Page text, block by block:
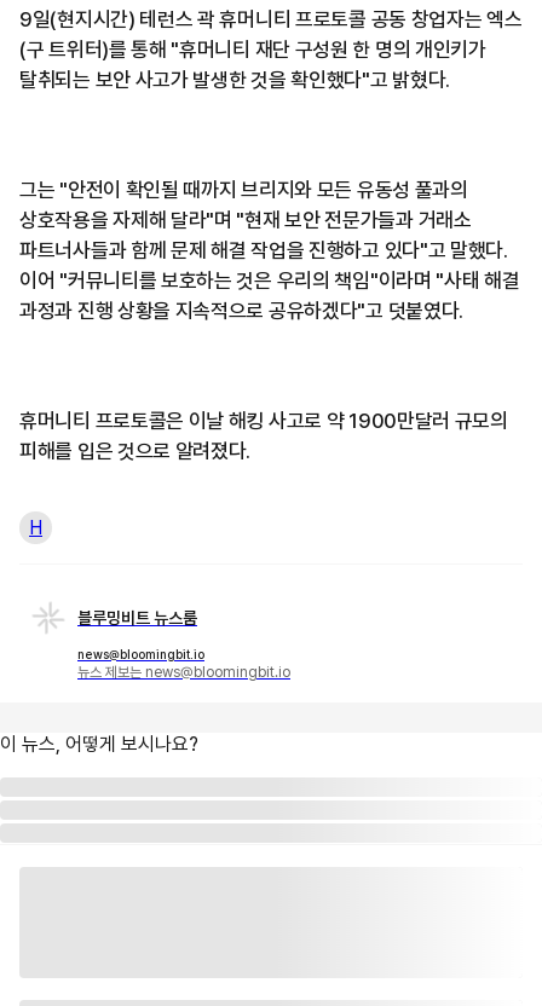
9일(현지시간) 테런스 곽 휴머니티 프로토콜 공동 창업자는 엑스
(구 트위터)를 통해 "휴머니티 재단 구성원 한 명의 개인키가
탈취되는 보안 사고가 발생한 것을 확인했다"고 밝혔다.
그는 "안전이 확인될 때까지 브리지와 모든 유동성 풀과의
상호작용을 자제해 달라"며 "현재 보안 전문가들과 거래소
파트너사들과 함께 문제 해결 작업을 진행하고 있다"고 말했다.
이어 "커뮤니티를 보호하는 것은 우리의 책임"이라며 "사태 해결
과정과 진행 상황을 지속적으로 공유하겠다"고 덧붙였다.
휴머니티 프로토콜은 이날 해킹 사고로 약 1900만달러 규모의
피해를 입은 것으로 알려졌다.
H
블루밍비트 뉴스룸
news@bloomingbit.io
뉴스 제보는 news@bloomingbit.io
이 뉴스, 어떻게 보시나요?